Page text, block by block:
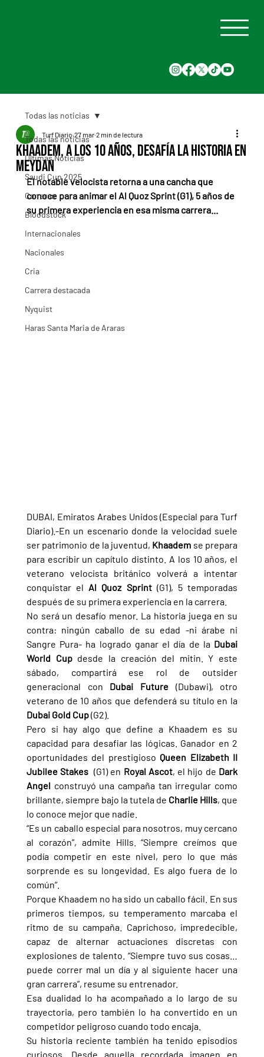
Todas las noticias
Últimas Noticias
Saudi Cup 2025
Carreras
Bloodstock
Internacionales
Nacionales
Cria
Carrera destacada
Nyquist
Haras Santa Maria de Araras
Todas las noticias
Khaadem, a los 10 años, desafía la historia en
Meydan
Turf Diario 27 mar 2 min de lectura
El notable velocista retorna a una cancha que
conoce para animar el Al Quoz Sprint (G1), 5 años de
su primera experiencia en esa misma carrera...
DUBAI, Emiratos Arabes Unidos (Especial para Turf
Diario).-En un escenario donde la velocidad suele
ser patrimonio de la juventud, Khaadem se prepara
para escribir un capítulo distinto. A los 10 años, el
veterano velocista británico volverá a intentar
conquistar el Al Quoz Sprint (G1), 5 temporadas
después de su primera experiencia en la carrera.
No será un desafío menor. La historia juega en su
contra: ningún caballo de su edad -ni árabe ni
Sangre Pura- ha logrado ganar el día de la Dubai
World Cup desde la creación del mitin. Y este
sábado, compartirá ese rol de outsider
generacional con Dubai Future (Dubawi), otro
Dubai Gold Cup (G2).
Pero si hay algo que define a Khaadem es su
capacidad para desafiar las lógicas. Ganador en 2
oportunidades del prestigioso Queen Elizabeth II
Jubilee Stakes (G1) en Royal Ascot, el hijo de Dark
Angel construyó una campaña tan irregular como
brillante, siempre bajo la tutela de Charlie Hills, que
lo conoce mejor que nadie.
“Es un caballo especial para nosotros, muy cercano
al corazón”, admite Hills. “Siempre creímos que
podía competir en este nivel, pero lo que más
sorprende es su longevidad. Es algo fuera de lo
común”.
Porque Khaadem no ha sido un caballo fácil. En sus
primeros tiempos, su temperamento marcaba el
ritmo de su campaña. Caprichoso, impredecible,
capaz de alternar actuaciones discretas con
explosiones de talento. “Siempre tuvo sus cosas…
puede correr mal un día y al siguiente hacer una
gran carrera”, resume su entrenador.
Esa dualidad lo ha acompañado a lo largo de su
trayectoria, pero también lo ha convertido en un
competidor peligroso cuando todo encaja.
Su historia reciente también ha tenido episodios
curiosos. Desde aquella recordada imagen en